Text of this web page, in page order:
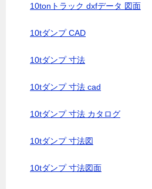
10tonトラック dxfデータ 図面
10tダンプ CAD
10tダンプ 寸法
10tダンプ 寸法 cad
10tダンプ 寸法 カタログ
10tダンプ 寸法図
10tダンプ 寸法図面